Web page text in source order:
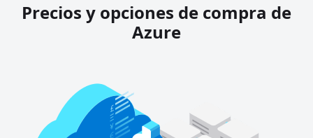
Precios y opciones de compra de
Azure